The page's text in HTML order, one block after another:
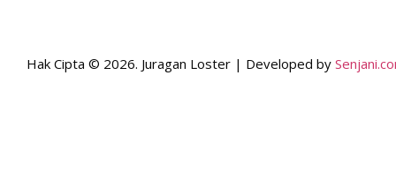
Hak Cipta © 2026. Juragan Loster | Developed by